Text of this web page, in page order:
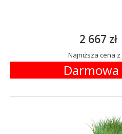
2 667 zł
Najniższa cena z